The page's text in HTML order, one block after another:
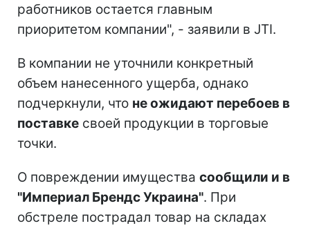
работников остается главным
приоритетом компании", - заявили в JTI.
В компании не уточнили конкретный
объем нанесенного ущерба, однако
подчеркнули, что не ожидают перебоев в
поставке своей продукции в торговые
точки.
О повреждении имущества сообщили и в
"Империал Брендс Украина". При
обстреле пострадал товар на складах